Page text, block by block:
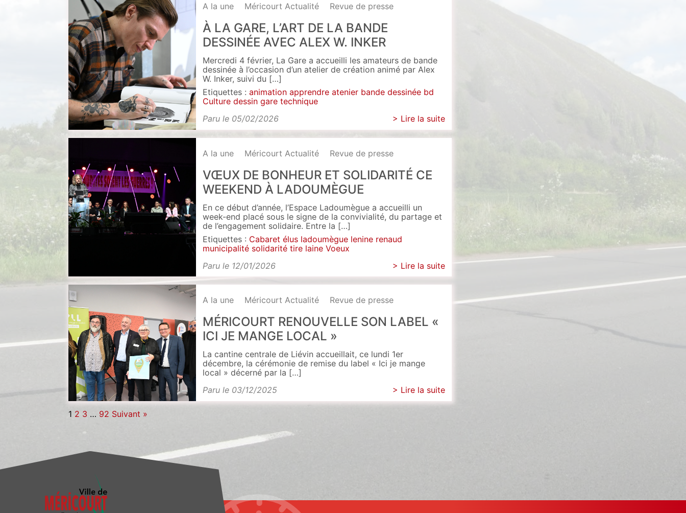
A la une Méricourt Actualité Revue de presse
À LA GARE, L’ART DE LA BANDE
DESSINÉE AVEC ALEX W. INKER
Mercredi 4 février, La Gare a accueilli les amateurs de bande
dessinée à l’occasion d’un atelier de création animé par Alex
W. Inker, suivi du […]
Etiquettes :animation apprendre atenier bande dessinée bd
Culture dessin gare technique
Paru le 05/02/2026
> Lire la suite
A la une Méricourt Actualité Revue de presse
VŒUX DE BONHEUR ET SOLIDARITÉ CE
WEEKEND À LADOUMÈGUE
En ce début d’année, l’Espace Ladoumègue a accueilli un
week-end placé sous le signe de la convivialité, du partage et
de l’engagement solidaire. Entre la […]
Etiquettes : Cabaret élus ladoumègue lenine renaud
municipalité solidarité tire laine Voeux
Paru le 12/01/2026
> Lire la suite
A la une Méricourt Actualité Revue de presse
MÉRICOURT RENOUVELLE SON LABEL «
ICI JE MANGE LOCAL »
La cantine centrale de Liévin accueillait, ce lundi 1er
décembre, la cérémonie de remise du label « Ici je mange
local » décerné par la […]
Paru le 03/12/2025
> Lire la suite
1 2 3 … 92 Suivant »